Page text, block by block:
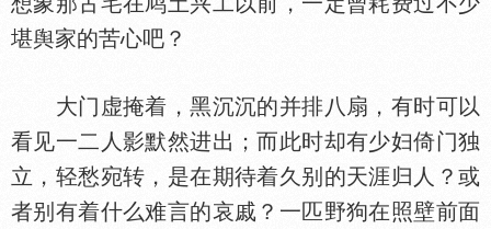
堪舆家的苦心吧？
大门虚掩着，黑沉沉的并排八扇，有时可以
看见一二人影默然进出；而此时却有少妇倚门独
立，轻愁宛转，是在期待着久别的天涯归人？或
者别有着什么难言的哀戚？一匹野狗在照壁前面